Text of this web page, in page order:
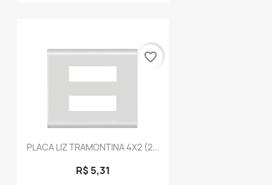
PLACA LIZ TRAMONTINA 4X2 (2...
R$ 5,31
favorite_border